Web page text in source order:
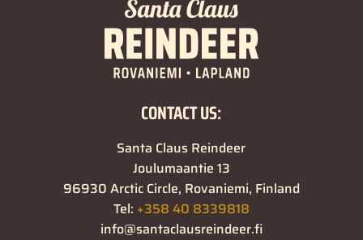
CONTACT US:
Santa Claus Reindeer
Joulumaantie 13
96930 Arctic Circle, Rovaniemi, Finland
Tel: +358 40 8339818
info@santaclausreindeer.fi